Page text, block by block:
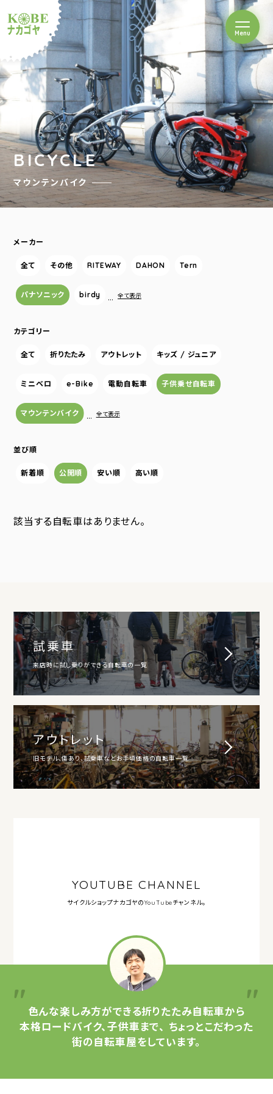
ルショップナカゴヤ
Menuを開閉
BICYCLE
マウンテンバイク
メーカー
全て その他 RITEWAY DAHON Tern
パナソニック birdy … 全て表示
カテゴリー
全て 折りたたみ アウトレット キッズ / ジュニア
ミニベロ e-Bike 電動自転車 子供乗せ自転車
マウンテンバイク … 全て表示
並び順
新着順 公開順 安い順 高い順
該当する自転車はありません。
試乗車
来店時に試し乗りができる自転車の一覧
アウトレット
旧モデル、傷あり、試乗車などお手頃価格の自転車一覧
YOUTUBE CHANNEL
サイクルショップナカゴヤのYouTubeチャンネル。
色んな楽しみ方ができる折りたたみ自転車から
本格ロードバイク、子供車まで、 ちょっとこだわった
街の自転車屋をしています。